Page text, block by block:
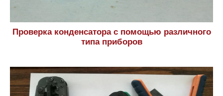
Проверка конденсатора с помощью различного
типа приборов